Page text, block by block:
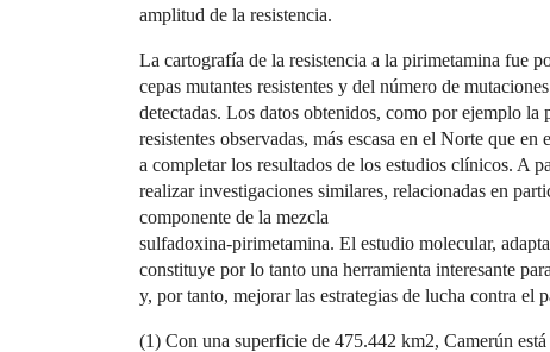
amplitud de la resistencia.
La cartografía de la resistencia a la pirimetamina fue
cepas mutantes resistentes y del número de mutaciones
detectadas. Los datos obtenidos, como por ejemplo la
resistentes observadas, más escasa en el Norte que
a completar los resultados de los estudios clínicos. A
realizar investigaciones similares, relacionadas en
componente de la mezcla
sulfadoxina-pirimetamina. El estudio molecular,
constituye por lo tanto una herramienta interesante
y, por tanto, mejorar las estrategias de lucha contra el
(1) Con una superficie de 475.442 km2, Camerún